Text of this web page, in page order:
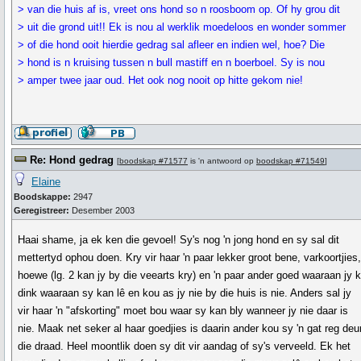
> van die huis af is, vreet ons hond so n roosboom op. Of hy grou dit
> uit die grond uit!! Ek is nou al werklik moedeloos en wonder sommer
> of die hond ooit hierdie gedrag sal afleer en indien wel, hoe? Die
> hond is n kruising tussen n bull mastiff en n boerboel. Sy is nou
> amper twee jaar oud. Het ook nog nooit op hitte gekom nie!
Re: Hond gedrag [boodskap #71577 is 'n antwoord op boodskap #71549]
Elaine
Boodskappe: 2947
Geregistreer: Desember 2003
Haai shame, ja ek ken die gevoel! Sy's nog 'n jong hond en sy sal dit
mettertyd ophou doen. Kry vir haar 'n paar lekker groot bene, varkoortjies,
hoewe (lg. 2 kan jy by die veearts kry) en 'n paar ander goed waaraan jy
dink waaraan sy kan lê en kou as jy nie by die huis is nie. Anders sal jy
vir haar 'n "afskorting" moet bou waar sy kan bly wanneer jy nie daar is
nie. Maak net seker al haar goedjies is daarin ander kou sy 'n gat reg
die draad. Heel moontlik doen sy dit vir aandag of sy's verveeld. Ek het